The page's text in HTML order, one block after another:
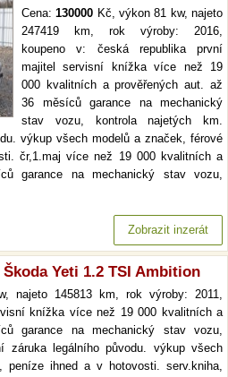
Cena:130000 Kč, výkon 81 kw, najeto
247419 km, rok výroby: 2016,
koupeno v: česká republika první
majitel servisní knížka více než 19
000 kvalitních a prověřených aut. až
36 měsíců garance na mechanický
stav vozu, kontrola najetých km.
výkup všech modelů a značek, férové
čr,1.maj více než 19 000 kvalitních a
garance na mechanický stav vozu,
Zobrazit inzerát
Škoda Yeti 1.2 TSI Ambition
najeto 145813 km, rok výroby: 2011,
knížka více než 19 000 kvalitních a
garance na mechanický stav vozu,
záruka legálního původu. výkup všech
peníze ihned a v hotovosti. serv.kniha,